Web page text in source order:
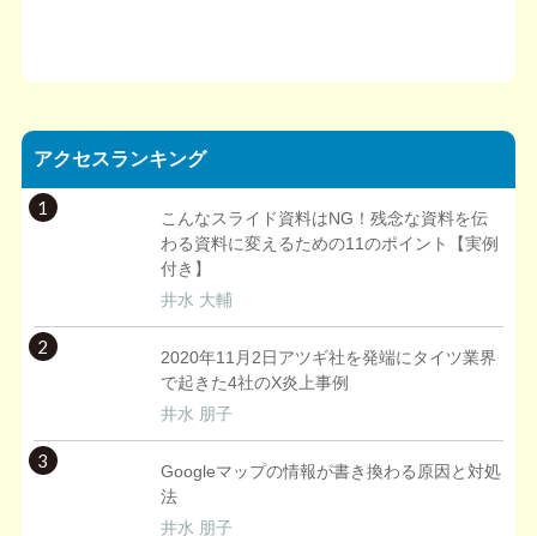
アクセスランキング
1
こんなスライド資料はNG！残念な資料を伝
わる資料に変えるための11のポイント【実例
付き】
井水 大輔
2
2020年11月2日アツギ社を発端にタイツ業界
で起きた4社のX炎上事例
井水 朋子
3
Googleマップの情報が書き換わる原因と対処
法
井水 朋子